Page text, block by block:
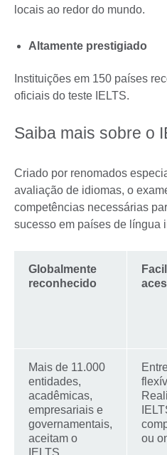
locais ao redor do mundo.
Altamente prestigiado
Instituições em 150 países
oficiais do teste IELTS.
Saiba mais sobre o
Criado por renomados
avaliação de idiomas, o
competências necessárias
sucesso em países de língua
Globalmente
reconhecido
Mais de 11.000
entidades,
acadêmicas,
empresariais e
governamentais,
aceitam o
IELTS.
ou